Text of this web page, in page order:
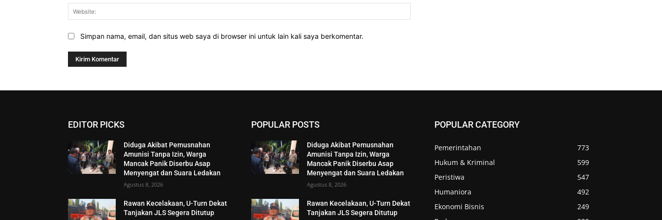
Simpan nama, email, dan situs web saya di browser ini untuk lain kali saya berkomentar.
EDITOR PICKS
Diduga Akibat Pemusnahan
Amunisi Tanpa Izin, Warga
Mancak Panik Diserbu Asap
Menyengat dan Suara Ledakan
Agustus 8, 2026
Rawan Kecelakaan, U-Turn Dekat
Tanjakan JLS Segera Ditutup
POPULAR POSTS
Diduga Akibat Pemusnahan
Amunisi Tanpa Izin, Warga
Mancak Panik Diserbu Asap
Menyengat dan Suara Ledakan
Agustus 8, 2026
Rawan Kecelakaan, U-Turn Dekat
Tanjakan JLS Segera Ditutup
POPULAR CATEGORY
Pemerintahan
773
Hukum & Kriminal
599
Peristiwa
547
Humaniora
492
Ekonomi Bisnis
249